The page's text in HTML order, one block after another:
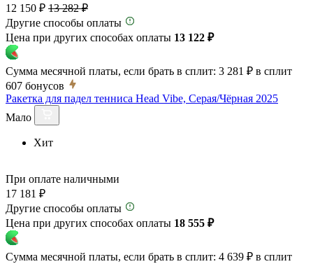
12 150 ₽ 13 282 ₽
Другие способы оплаты
Цена при других способах оплаты 13 122 ₽
Сумма месячной платы, если брать в сплит: 3 281 ₽ в сплит
607 бонусов
Ракетка для падел тенниса Head Vibe, Серая/Чёрная 2025
Мало
Хит
При оплате наличными
17 181 ₽
Другие способы оплаты
Цена при других способах оплаты 18 555 ₽
Сумма месячной платы, если брать в сплит: 4 639 ₽ в сплит